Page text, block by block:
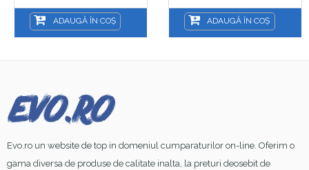
ADAUGĂ ÎN COȘ ADAUGĂ ÎN COȘ
Evo.ro un website de top in domeniul cumparaturilor on-line. Oferim o
gama diversa de produse de calitate inalta, la preturi deosebit de